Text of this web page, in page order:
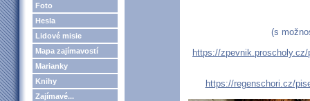
Foto
Hesla
Lidové misie
Mapa zajímavostí
Marianky
Knihy
Zajímavé...
(s
https://
https://regenschori.cz/